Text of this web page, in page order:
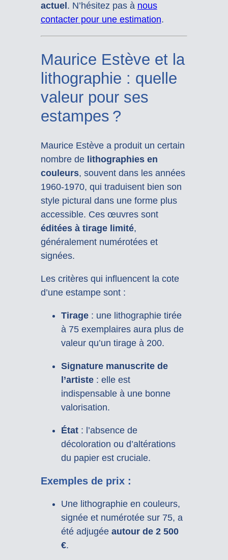
actuel . N’hésitez pas à nous
contacter pour une estimation.
Maurice Estève et la
lithographie : quelle
valeur pour ses
estampes ?
Maurice Estève a produit un certain
nombre de lithographies en
couleurs, souvent dans les années
1960-1970, qui traduisent bien son
style pictural dans une forme plus
accessible. Ces œuvres sont
éditées à tirage limité,
généralement numérotées et
signées.
Les critères qui influencent la cote
d’une estampe sont :
Tirage: une lithographie tirée
à 75 exemplaires aura plus de
valeur qu’un tirage à 200.
Signature manuscrite de
l’artiste: elle est
indispensable à une bonne
valorisation.
État: l’absence de
décoloration ou d’altérations
du papier est cruciale.
Exemples de prix :
Une lithographie en couleurs,
signée et numérotée sur 75, a
été adjugée autour de 2 500
€.